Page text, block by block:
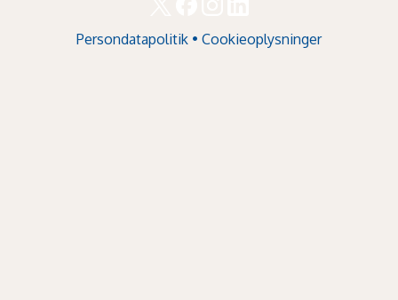
Persondatapolitik • Cookieoplysninger